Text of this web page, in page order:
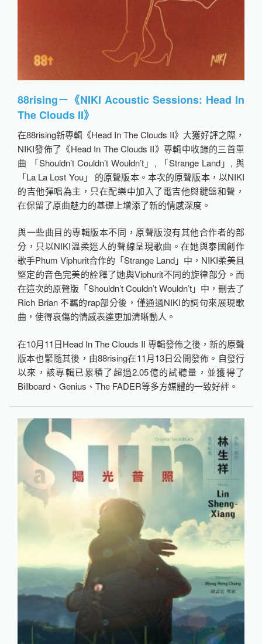
88rising－《NIKI Acoustic Sessions: Head In
The Clouds II》
在88rising新專輯《Head In The Clouds II》大獲好評之際，
NIKI發佈了《Head In The Clouds II》專輯中收錄的三首單
曲 「Shouldn’t Couldn’t Wouldn’t」, 「Strange Land」, 與
「La La Lost You」 的原聲版本。本次的原聲版本，以NIKI
的吉他彈唱為主，只在配樂中加入了電吉他與鍵盤和聲，
在保留了原曲魅力的基礎上增添了新的情感深度。
與一些曲目的專輯版本不同，原聲版沒有其他合作者的部
分，只以NIKI溫柔迷人的聲線呈現歌曲。在她與泰國創作
歌手Phum Viphurit合作的「Strange Land」中，NIKI柔美且
堅定的音色完美的詮釋了她與Viphurit不同的旋律部分。而
在這次的原聲版「Shouldn’t Couldn’t Wouldn’t」中，刪去了
Rich Brian 不羈的rap部分後，僅通過NIKI的詞句來展現歌
曲，使得哀傷的情感表達更加清晰動人。
在10月11日Head In The Clouds II 專輯發佈之後，新的原聲
版本也緊隨其後，由88rising在11月13日公開發佈。自發行
以來，該專輯已累積了超過2.05億的試聽量，並獲得了
Billboard、Genius、The FADER等多方媒體的一致好評。